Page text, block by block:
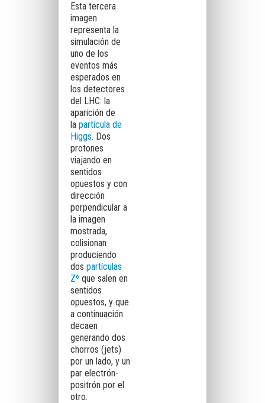
Esta tercera
imagen
representa la
simulación de
uno de los
eventos más
esperados en
los detectores
del LHC: la
aparición de
la partícula de
Higgs. Dos
protones
viajando en
sentidos
opuestos y con
dirección
perpendicular a
la imagen
mostrada,
colisionan
produciendo
dos partículas
Zº que salen en
sentidos
opuestos, y que
a continuación
decaen
generando dos
chorros (jets)
por un lado, y un
par electrón-
positrón por el
otro.